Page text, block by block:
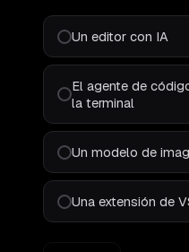
Un editor con IA
El agente de
la terminal
Un modelo de
Una extensión de